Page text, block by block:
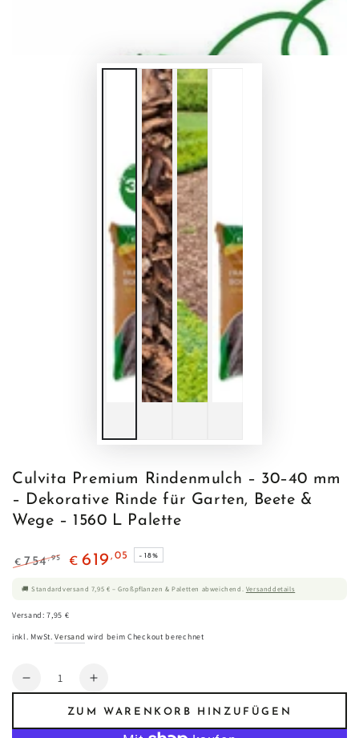
Culvita Premium Rindenmulch – 30–40 mm
– Dekorative Rinde für Garten, Beete &
Wege – 1560 L Palette
Preis
€ 754,95 € 619 ,05 –18%
🚚 Standardversand 7,95 € – Großpflanzen & Paletten abweichend. Versanddetails
Versand: 7,95 €
inkl. MwSt.Versand wird beim Checkout berechnet
Anzahl
Verringere
Menge
Erhöhe
Menge
ZUM WARENKORB HINZUFÜGEN